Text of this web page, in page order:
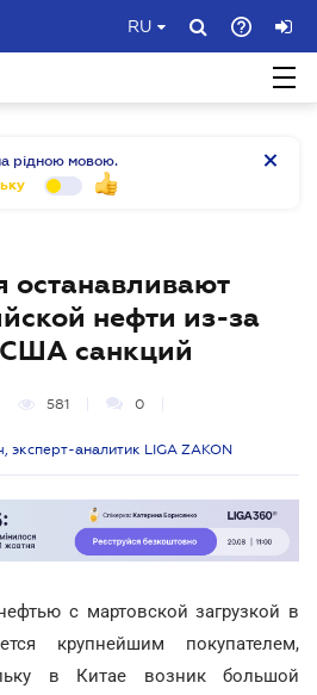
RU
рідною мовою.
останавливают
нефти из-за
санкций
581 0
эксперт-аналитик LIGA ZAKON
с мартовской загрузкой в
крупнейшим покупателем,
в Китае возник большой